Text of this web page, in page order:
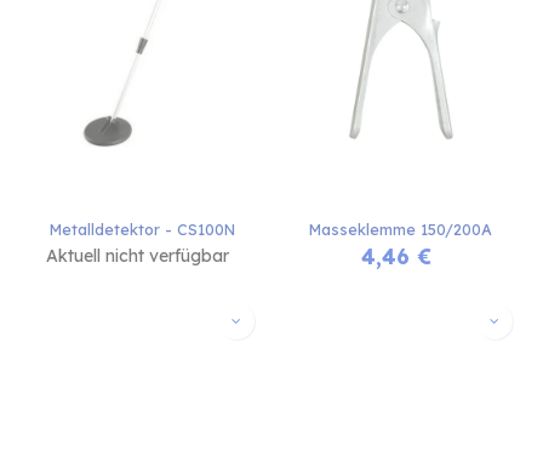
Metalldetektor - CS100N
Aktuell nicht verfügbar
Masseklemme 150/200A
4,46 €